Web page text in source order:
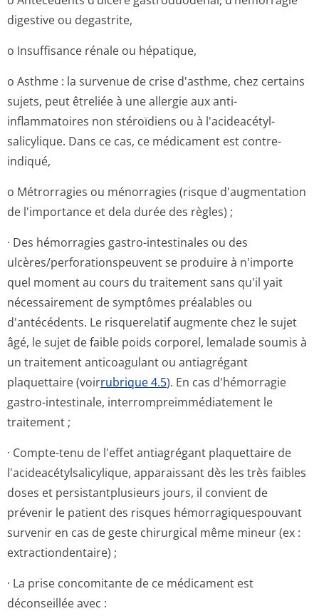
digestive ou degastrite,
o Insuffisance rénale ou hépatique,
o Asthme : la survenue de crise d'asthme, chez certains
sujets, peut êtreliée à une allergie aux anti-
inflammatoires non stéroïdiens ou à l'acideacétyl­
salicylique. Dans ce cas, ce médicament est contre-
indiqué,
o Métrorragies ou ménorragies (risque d'augmentation
de l'importance et dela durée des règles) ;
· Des hémorragies gastro-intestinales ou des
ulcères/perfo­rationspeuvent se produire à n'importe
quel moment au cours du traitement sans qu'il yait
nécessairement de symptômes préalables ou
d'antécédents. Le risquerelatif augmente chez le sujet
âgé, le sujet de faible poids corporel, lemalade soumis à
un traitement anticoagulant ou antiagrégant
plaquettaire (voirrubrique 4.5). En cas d'hémorragie
gastro-intestinale, interrompreim­médiatement le
traitement ;
· Compte-tenu de l'effet antiagrégant plaquettaire de
l'acideacétyl­salicylique, apparaissant dès les très faibles
doses et persistantplusieurs jours, il convient de
prévenir le patient des risques hémorragiques­pouvant
survenir en cas de geste chirurgical même mineur (ex :
extractionden­taire) ;
· La prise concomitante de ce médicament est
déconseillée avec :